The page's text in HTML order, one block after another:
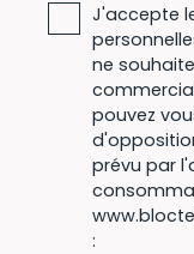
J'accepte
ne
pouvez
prévu par
: